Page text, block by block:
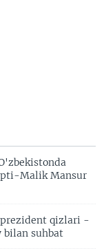
Malik Mansur
qizlari -
bilan suhbat